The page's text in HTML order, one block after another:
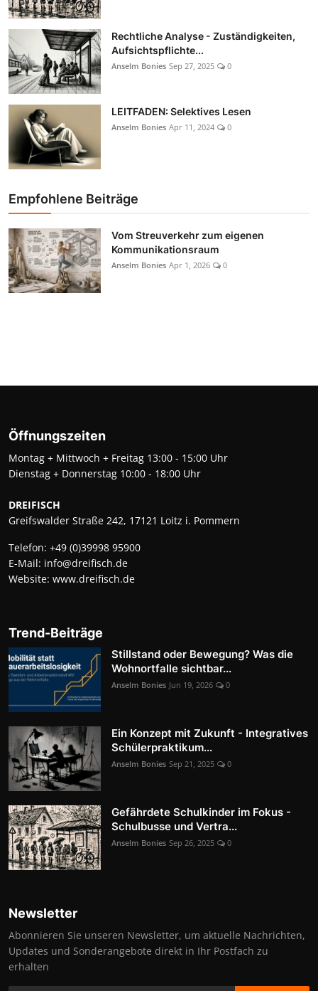
Rechtliche Analyse - Zuständigkeiten,
Aufsichtspflichte...
Anselm Bonies Sep 27, 2025 0
LEITFADEN: Selektives Lesen
Anselm Bonies Apr 11, 2024 0
Empfohlene Beiträge
Vom Streuverkehr zum eigenen
Kommunikationsraum
Anselm Bonies Apr 1, 2026 0
Öffnungszeiten
Montag + Mittwoch + Freitag 13:00 - 15:00 Uhr
Dienstag + Donnerstag 10:00 - 18:00 Uhr
DREIFISCH
Greifswalder Straße 242, 17121 Loitz i. Pommern
Telefon: +49 (0)39998 95900
E-Mail: info@dreifisch.de
Website: www.dreifisch.de
Trend-Beiträge
Stillstand oder Bewegung? Was die
Wohnortfalle sichtbar...
Anselm Bonies Jun 19, 2026 0
Ein Konzept mit Zukunft - Integratives
Schülerpraktikum...
Anselm Bonies Sep 21, 2025 0
Gefährdete Schulkinder im Fokus -
Schulbusse und Vertra...
Anselm Bonies Sep 26, 2025 0
Newsletter
Abonnieren Sie unseren Newsletter, um aktuelle Nachrichten,
Updates und Sonderangebote direkt in Ihr Postfach zu
erhalten